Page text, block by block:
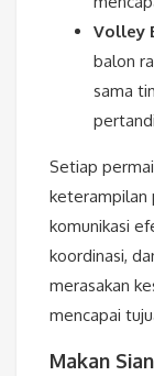
Volley
balon
sama
Setiap
keterampilan
komunikasi
koordinasi,
merasakan
mencapai
Makan